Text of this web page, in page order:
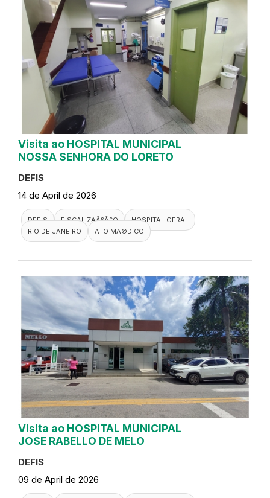
Visita ao HOSPITAL MUNICIPAL
NOSSA SENHORA DO LORETO
DEFIS
14 de April de 2026
DEFIS FISCALIZAÃ§Ã£O
HOSPITAL GERAL
RIO DE JANEIRO
ATO MÃ©DICO
Visita ao HOSPITAL MUNICIPAL
JOSE RABELLO DE MELO
DEFIS
09 de April de 2026